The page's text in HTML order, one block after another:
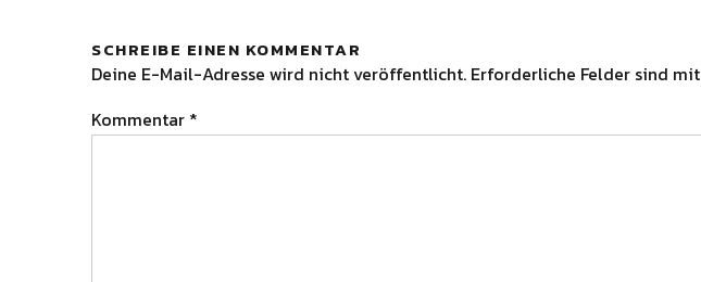
SCHREIBE EINEN KOMMENTAR
Deine E-Mail-Adresse wird nicht veröffentlicht. Erforderliche Felder sind mit
Kommentar *